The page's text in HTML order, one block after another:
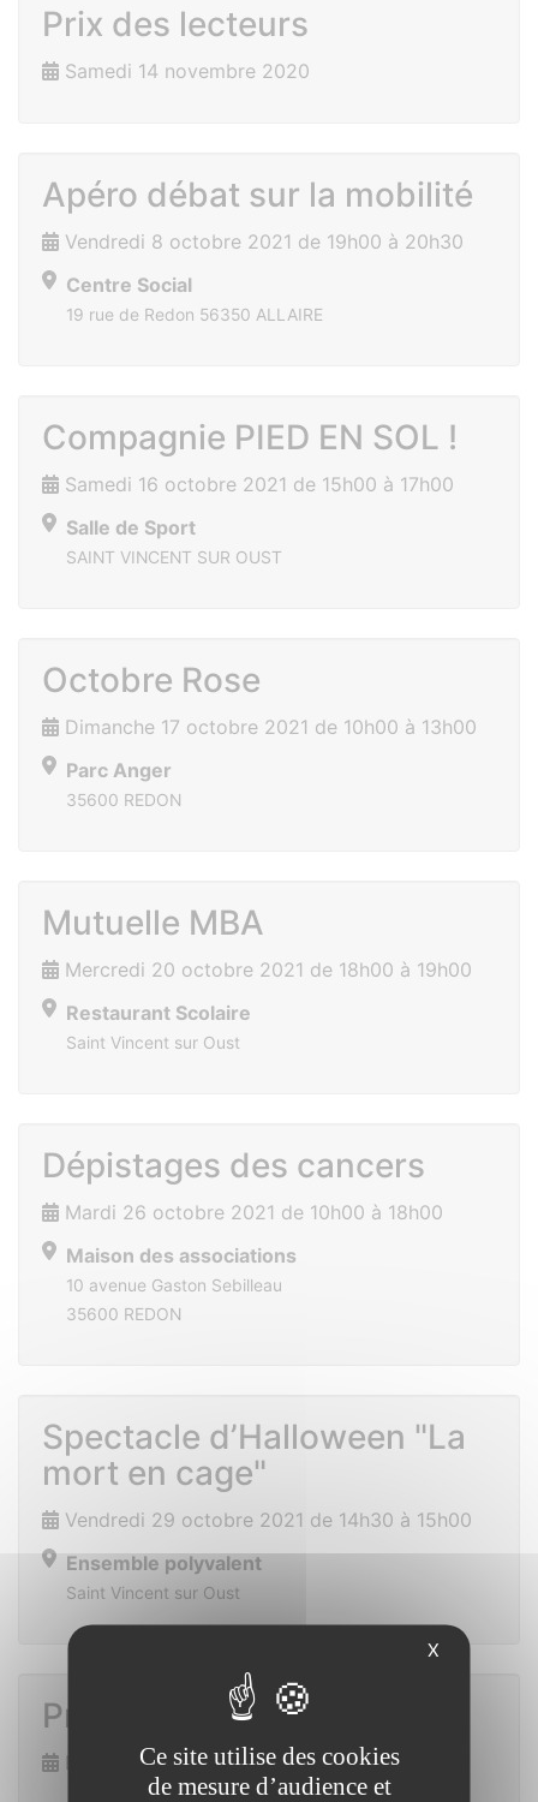
Prix des lecteurs
Samedi 14 novembre 2020
Apéro débat sur la mobilité
Vendredi 8 octobre 2021 de 19h00 à 20h30
Centre Social
19 rue de Redon 56350 ALLAIRE
Compagnie PIED EN SOL !
Samedi 16 octobre 2021 de 15h00 à 17h00
Salle de Sport
SAINT VINCENT SUR OUST
Octobre Rose
Dimanche 17 octobre 2021 de 10h00 à 13h00
Parc Anger
35600 REDON
Mutuelle MBA
Mercredi 20 octobre 2021 de 18h00 à 19h00
Restaurant Scolaire
Saint Vincent sur Oust
Dépistages des cancers
Mardi 26 octobre 2021 de 10h00 à 18h00
Maison des associations
10 avenue Gaston Sebilleau
35600 REDON
Spectacle d’Halloween "La
mort en cage"
Vendredi 29 octobre 2021 de 14h30 à 15h00
Ensemble polyvalent
Saint Vincent sur Oust
Prix des lecteurs
Dimanche 7 novembre 2021
X
Ce site utilise des cookies
de mesure d’audience et